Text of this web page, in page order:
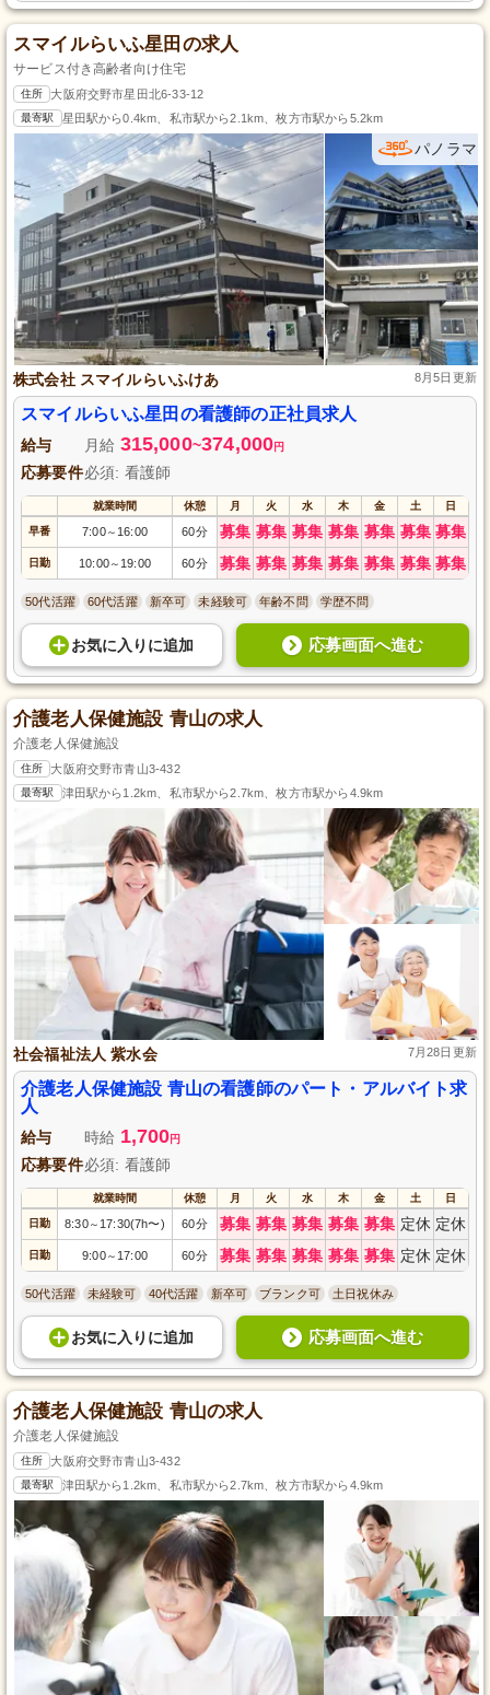
スマイルらいふ星田の求人
サービス付き高齢者向け住宅
住所 大阪府交野市星田北6-33-12
最寄駅 星田駅から0.4km、私市駅から2.1km、枚方市駅から5.2km
パノラマ
株式会社 スマイルらいふけあ 8月5日更新
スマイルらいふ星田の看護師の正社員求人
給与 月給 315,000~374,000円
応募要件必須: 看護師
就業時間 休憩 月 火 水 木 金 土 日
早番 7:00～ 16:00 60分 募集 募集 募集 募集 募集 募集 募集
日勤 10:00～ 19:00 60分 募集 募集 募集 募集 募集 募集 募集
50代活躍 60代活躍 新卒可 未経験可 年齢不問 学歴不問
お気に入り に追加 応募画面へ進む
介護老人保健施設 青山の求人
介護老人保健施設
住所 大阪府交野市青山3-432
最寄駅 津田駅から1.2km、私市駅から2.7km、枚方市駅から4.9km
社会福祉法人 紫水会 7月28日更新
介護老人保健施設 青山の看護師のパート・アルバイト求
人
給与 時給 1,700円
応募要件必須: 看護師
就業時間 休憩 月 火 水 木 金 土 日
日勤 8:30～ 17:30(7h〜) 60分 募集 募集 募集 募集 募集 定休 定休
日勤 9:00～ 17:00 60分 募集 募集 募集 募集 募集 定休 定休
50代活躍 未経験可 40代活躍 新卒可 ブランク可 土日祝休み
お気に入り に追加 応募画面へ進む
介護老人保健施設 青山の求人
介護老人保健施設
住所 大阪府交野市青山3-432
最寄駅 津田駅から1.2km、私市駅から2.7km、枚方市駅から4.9km